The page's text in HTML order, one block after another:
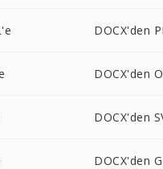
DOCX'den
DOCX'den
DOCX'den
DOCX'den